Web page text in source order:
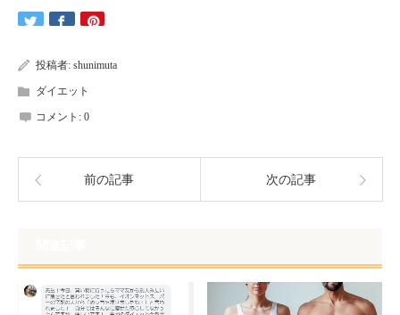
し
て
Twitter
有
(新
し
い
ィ
ン
で
す)
す
る
に
リ
ッ
(新
い
ウ
ィ
き
す)
投稿者: shunimuta
ダイエット
コメント: 0
前の記事 次の記事